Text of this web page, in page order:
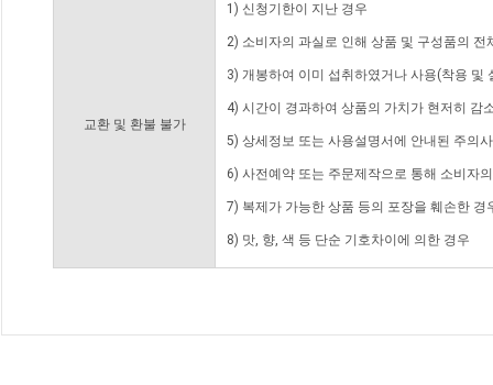
교환 및 환불 불가
1) 신청기한이 지난 경우
2) 소비자의 과실로 인해 상품 및 구성품의
3) 개봉하여 이미 섭취하였거나 사용(착용 및
4) 시간이 경과하여 상품의 가치가 현저히 감
5) 상세정보 또는 사용설명서에 안내된 주의
6) 사전예약 또는 주문제작으로 통해 소비자
7) 복제가 가능한 상품 등의 포장을 훼손한 경
8) 맛, 향, 색 등 단순 기호차이에 의한 경우